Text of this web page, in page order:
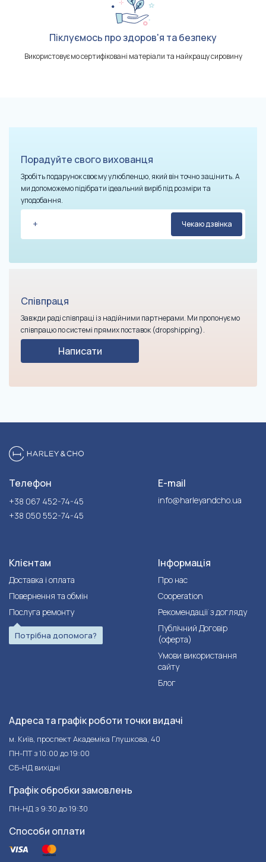
Піклуємось про здоров'я та безпеку
Використовуємо сертифіковані матеріали та найкращу сировину
Порадуйте свого вихованця
Зробіть подарунок своєму улюбленцю, який він точно зацінить. А
ми допоможемо підібрати ідеальний виріб під розміри та
уподобання.
Співпраця
Завжди раді співпраці із надійними партнерами. Ми пропонуємо
співпрацю по системі прямих поставок (dropshipping).
Написати
Телефон
+38 067 452-74-45
+38 050 552-74-45
E-mail
info@harleyandcho.ua
Клієнтам
Доставка і оплата
Повернення та обмін
Послуга ремонту
Потрібна допомога?
Інформація
Про нас
Cooperation
Рекомендації з догляду
Публічний Договір
(оферта)
Умови використання
сайту
Блог
Адреса та графік роботи точки видачі
м. Київ, проспект Академіка Глушкова, 40
ПН-ПТ з 10:00 до 19:00
СБ-НД вихідні
Графік обробки замовлень
ПН-НД з 9:30 до 19:30
Способи оплати